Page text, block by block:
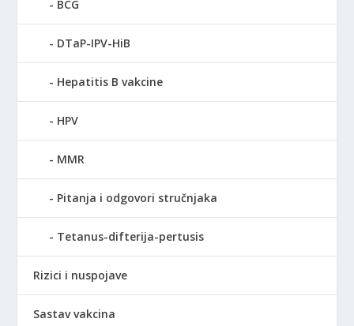
BCG
DTaP-IPV-HiB
Hepatitis B vakcine
HPV
MMR
Pitanja i odgovori stručnjaka
Tetanus-difterija-pertusis
Rizici i nuspojave
Sastav vakcina